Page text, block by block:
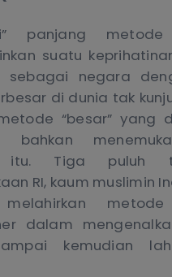
panjang
suatu
sebagai negara
di dunia tak
“besar” yang
bahkan
itu. Tiga puluh
RI, kaum muslimin
melahirkan
dalam
kemudian